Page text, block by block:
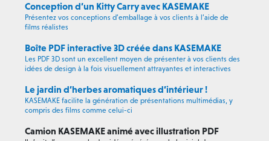
Conception d’un Kitty Carry avec KASEMAKE
Présentez vos conceptions d’emballage à vos clients à l’aide de
films réalistes
Boîte PDF interactive 3D créée dans KASEMAKE
Les PDF 3D sont un excellent moyen de présenter à vos clients des
idées de design à la fois visuellement attrayantes et interactives
Le jardin d’herbes aromatiques d’intérieur !
KASEMAKE facilite la génération de présentations multimédias, y
compris des films comme celui-ci
Camion KASEMAKE animé avec illustration PDF